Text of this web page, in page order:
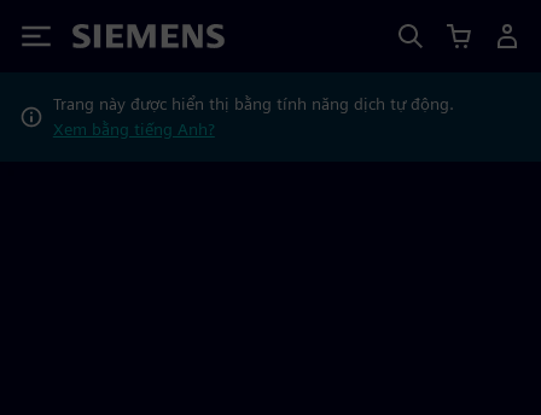
Siemens
Trang này được hiển thị bằng tính năng dịch tự động.
Xem bằng tiếng Anh?